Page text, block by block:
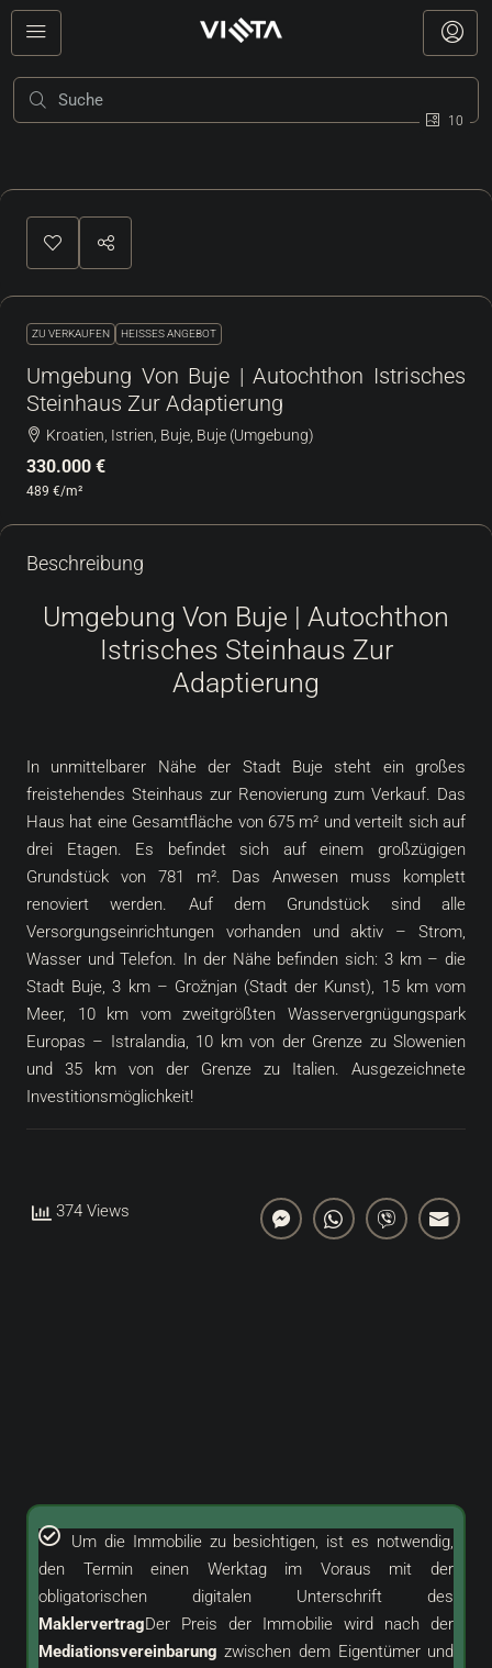
10
ZU VERKAUFEN HEISSES ANGEBOT
Umgebung Von Buje | Autochthon Istrisches
Steinhaus Zur Adaptierung
Kroatien, Istrien, Buje, Buje (Umgebung)
330.000 €
489 €/m²
Beschreibung
Umgebung Von Buje | Autochthon
Istrisches Steinhaus Zur
Adaptierung
In unmittelbarer Nähe der Stadt Buje steht ein großes
freistehendes Steinhaus zur Renovierung zum Verkauf. Das
Haus hat eine Gesamtfläche von 675 m² und verteilt sich auf
drei Etagen. Es befindet sich auf einem großzügigen
Grundstück von 781 m². Das Anwesen muss komplett
renoviert werden. Auf dem Grundstück sind alle
Versorgungseinrichtungen vorhanden und aktiv – Strom,
Wasser und Telefon. In der Nähe befinden sich: 3 km – die
Stadt Buje, 3 km – Grožnjan (Stadt der Kunst), 15 km vom
Meer, 10 km vom zweitgrößten Wasservergnügungspark
Europas – Istralandia, 10 km von der Grenze zu Slowenien
und 35 km von der Grenze zu Italien. Ausgezeichnete
Investitionsmöglichkeit!
374 Views
Um die Immobilie zu besichtigen, ist es notwendig,
den Termin einen Werktag im Voraus mit der
obligatorischen digitalen Unterschrift des
MaklervertragDer Preis der Immobilie wird nach der
Mediationsvereinbarung zwischen dem Eigentümer und